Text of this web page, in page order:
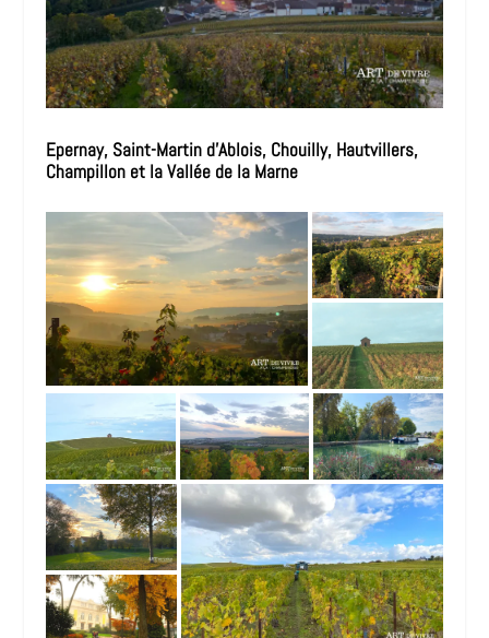
Epernay, Saint-Martin d’Ablois, Chouilly, Hautvillers,
Champillon et la Vallée de la Marne